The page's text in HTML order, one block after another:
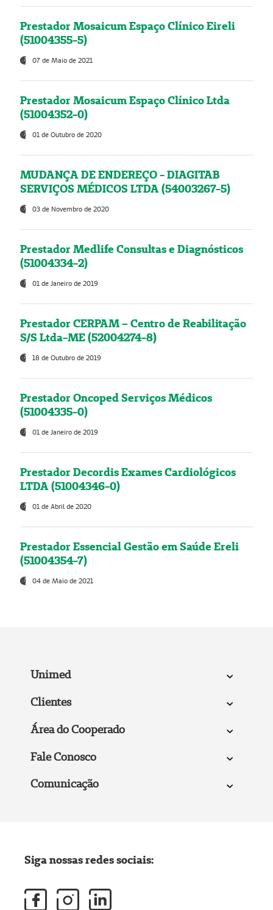
Prestador Mosaicum Espaço Clínico Eireli
(51004355-5)
07 de Maio de 2021
Prestador Mosaicum Espaço Clínico Ltda
(51004352-0)
01 de Outubro de 2020
MUDANÇA DE ENDEREÇO - DIAGITAB
SERVIÇOS MÉDICOS LTDA (54003267-5)
03 de Novembro de 2020
Prestador Medlife Consultas e Diagnósticos
(51004334-2)
01 de Janeiro de 2019
Prestador CERPAM – Centro de Reabilitação
S/S Ltda-ME (52004274-8)
18 de Outubro de 2019
Prestador Oncoped Serviços Médicos
(51004335-0)
01 de Janeiro de 2019
Prestador Decordis Exames Cardiológicos
LTDA (51004346-0)
01 de Abril de 2020
Prestador Essencial Gestão em Saúde Ereli
(51004354-7)
04 de Maio de 2021
Unimed
Clientes
Área do Cooperado
Fale Conosco
Comunicação
Siga nossas redes sociais: